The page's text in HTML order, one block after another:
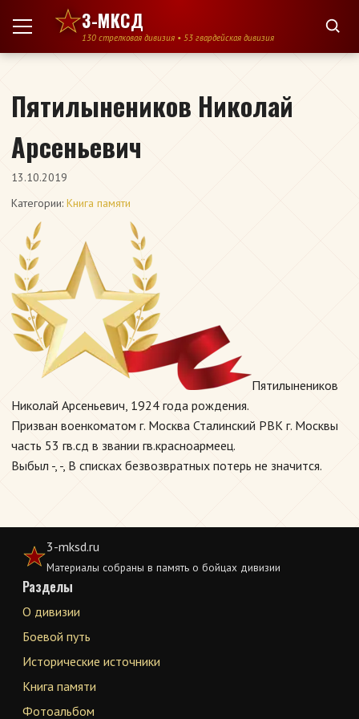
Перейти к содержимому
3-МКСД
130 стрелковая дивизия • 53 гвардейская дивизия
Пятилынеников Николай
Арсеньевич
13.10.2019
Категории: Книга памяти
Пятилынеников
Николай Арсеньевич, 1924 года рождения.
Призван военкоматом г. Москва Сталинский РВК г. Москвы
часть 53 гв.сд в звании гв.красноармеец.
Выбыл -, -, В списках безвозвратных потерь не значится.
3-mksd.ru
Материалы собраны в память о бойцах дивизии
Разделы
О дивизии
Боевой путь
Исторические источники
Книга памяти
Фотоальбом